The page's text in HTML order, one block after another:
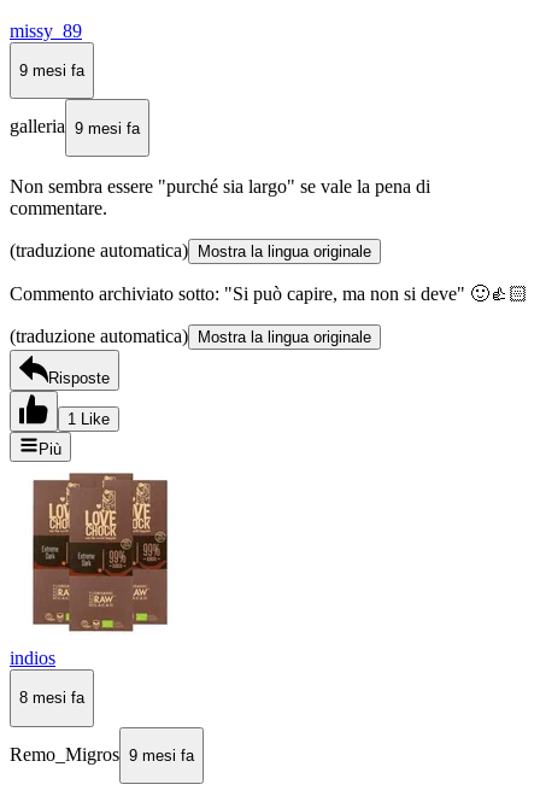
missy_89
9 mesi fa
galleria 9 mesi fa
Non sembra essere "purché sia largo" se vale la pena di
commentare.
(traduzione automatica) Mostra la lingua originale
Commento archiviato sotto: "Si può capire, ma non si deve" 🙂👍🏻
(traduzione automatica) Mostra la lingua originale
Risposte
1 Like
Più
indios
8 mesi fa
Remo_Migros 9 mesi fa